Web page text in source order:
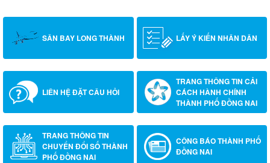
SÂN BAY LONG THÀNH LẤY Ý KIẾN NHÂN DÂN
LIÊN HỆ ĐẶT CÂU HỎI
TRANG THÔNG TIN CẢI
CÁCH HÀNH CHÍNH
THÀNH PHỐ ĐỒNG NAI
TRANG THÔNG TIN
CHUYỂN ĐỔI SỐ THÀNH
PHỐ ĐỒNG NAI
CÔNG BÁO THÀNH PHỐ
ĐỒNG NAI